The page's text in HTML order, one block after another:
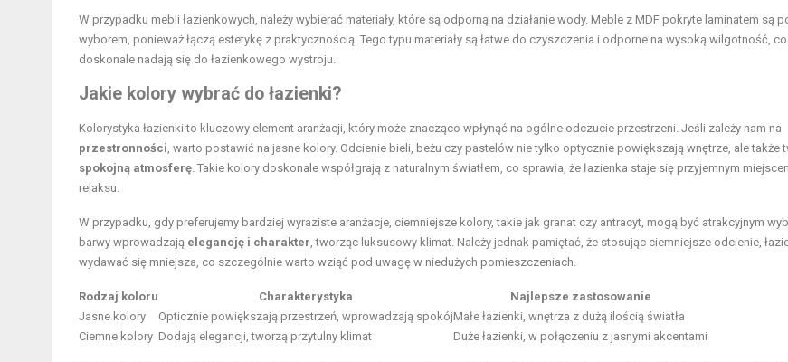
W przypadku mebli łazienkowych, należy wybierać materiały, które są odporną na działanie wody. Meble z MDF pokryte laminatem są
wyborem, ponieważ łączą estetykę z praktycznością. Tego typu materiały są łatwe do czyszczenia i odporne na wysoką wilgotność,
doskonale nadają się do łazienkowego wystroju.
Jakie kolory wybrać do łazienki?
Kolorystyka łazienki to kluczowy element aranżacji, który może znacząco wpłynąć na ogólne odczucie przestrzeni. Jeśli zależy nam na
przestronności, warto postawić na jasne kolory. Odcienie bieli, beżu czy pastelów nie tylko optycznie powiększają wnętrze, ale także
spokojną atmosferę. Takie kolory doskonale współgrają z naturalnym światłem, co sprawia, że łazienka staje się przyjemnym
relaksu.
W przypadku, gdy preferujemy bardziej wyraziste aranżacje, ciemniejsze kolory, takie jak granat czy antracyt, mogą być atrakcyjnym
barwy wprowadzają elegancję i charakter, tworząc luksusowy klimat. Należy jednak pamiętać, że stosując ciemniejsze odcienie,
wydawać się mniejsza, co szczególnie warto wziąć pod uwagę w niedużych pomieszczeniach.
Rodzaj koloru Charakterystyka
Najlepsze zastosowanie
Jasne kolory
Opticznie powiększają przestrzeń, wprowadzają spokójMałe łazienki, wnętrza z dużą ilością światła
Ciemne kolory Dodają elegancji, tworzą przytulny klimat Duże łazienki, w połączeniu z jasnymi akcentami